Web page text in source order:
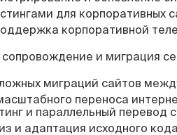
для корпоративных
корпоративной
и миграция
миграций сайтов
переноса
и параллельный перевод
и адаптация исходного